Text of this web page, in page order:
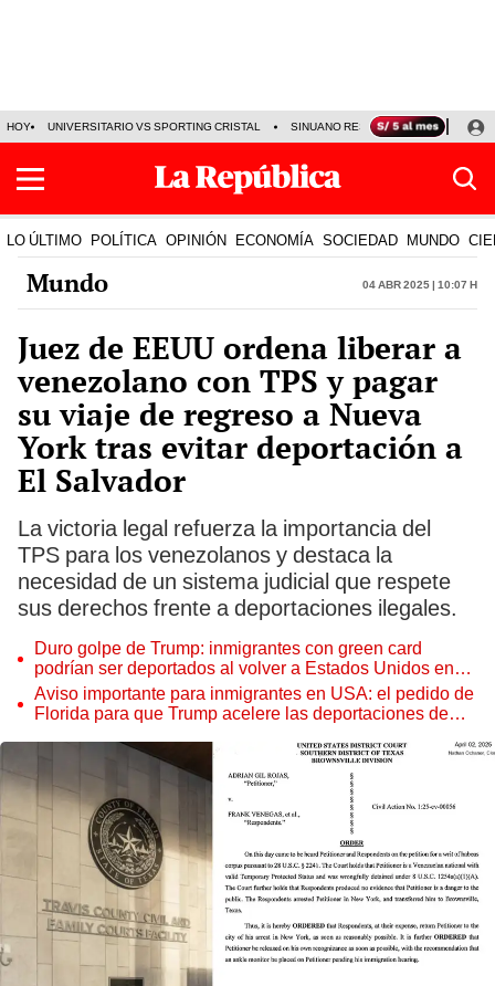
HOY UNIVERSITARIO VS SPORTING CRISTAL SINUANO RESULTADOS HOY
LO ÚLTIMO POLÍTICA OPINIÓN ECONOMÍA SOCIEDAD MUNDO
Mundo 04 Abr 2025 | 10:07 h
Juez de EEUU ordena liberar a
venezolano con TPS y pagar
su viaje de regreso a Nueva
York tras evitar deportación a
El Salvador
La victoria legal refuerza la importancia del
TPS para los venezolanos y destaca la
necesidad de un sistema judicial que respete
sus derechos frente a deportaciones ilegales.
Duro golpe de Trump: inmigrantes con green card
podrían ser deportados al volver a Estados Unidos en
estos casos
Aviso importante para inmigrantes en USA: el pedido de
Florida para que Trump acelere las deportaciones de